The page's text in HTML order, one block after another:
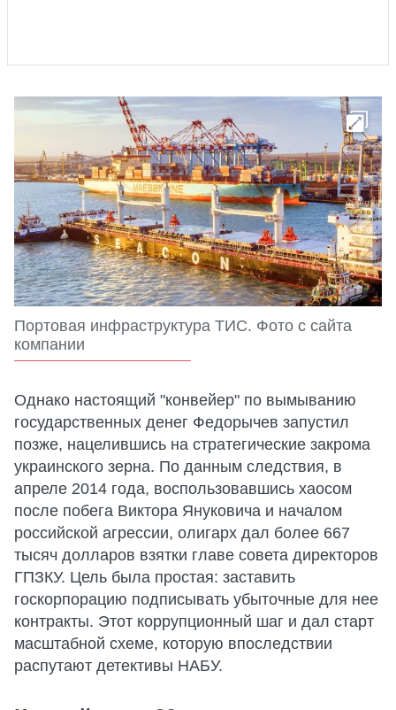
Портовая инфраструктура ТИС. Фото с сайта
компании
Однако настоящий "конвейер" по вымыванию
государственных денег Федорычев запустил
позже, нацелившись на стратегические закрома
украинского зерна. По данным следствия, в
апреле 2014 года, воспользовавшись хаосом
после побега Виктора Януковича и началом
российской агрессии, олигарх дал более 667
тысяч долларов взятки главе совета директоров
ГПЗКУ. Цель была простая: заставить
госкорпорацию подписывать убыточные для нее
контракты. Этот коррупционный шаг и дал старт
масштабной схеме, которую впоследствии
распутают детективы НАБУ.